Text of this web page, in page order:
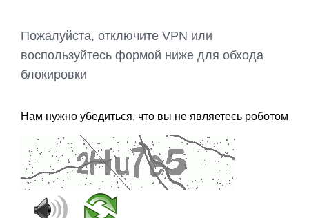
Пожалуйста, отключите VPN или
воспользуйтесь формой ниже для обхода
блокировки
Нам нужно убедиться, что вы не являетесь роботом